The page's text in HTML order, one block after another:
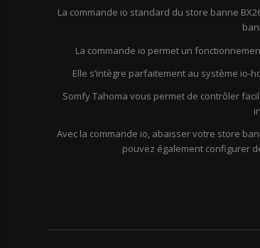
La commande io standard du store banne
La commande io permet un
Elle s’intègre parfaitement au système io-
Somfy Tahoma vous permet de contrôler
Avec la commande io, abaisser votre store
pouvez également configurer